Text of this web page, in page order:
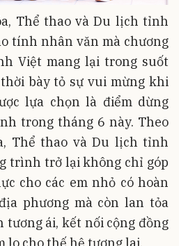
Thể thao và Du lịch tỉnh
tính nhân văn mà chương
Việt mang lại trong suốt
bày tỏ sự vui mừng khi
lựa chọn là điểm dừng
trong tháng 6 này. Theo
Thể thao và Du lịch tỉnh
trình trở lại không chỉ góp
cho các em nhỏ có hoàn
phương mà còn lan tỏa
ái, kết nối cộng đồng